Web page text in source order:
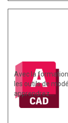
Avec la
les outils de
apprendrez…